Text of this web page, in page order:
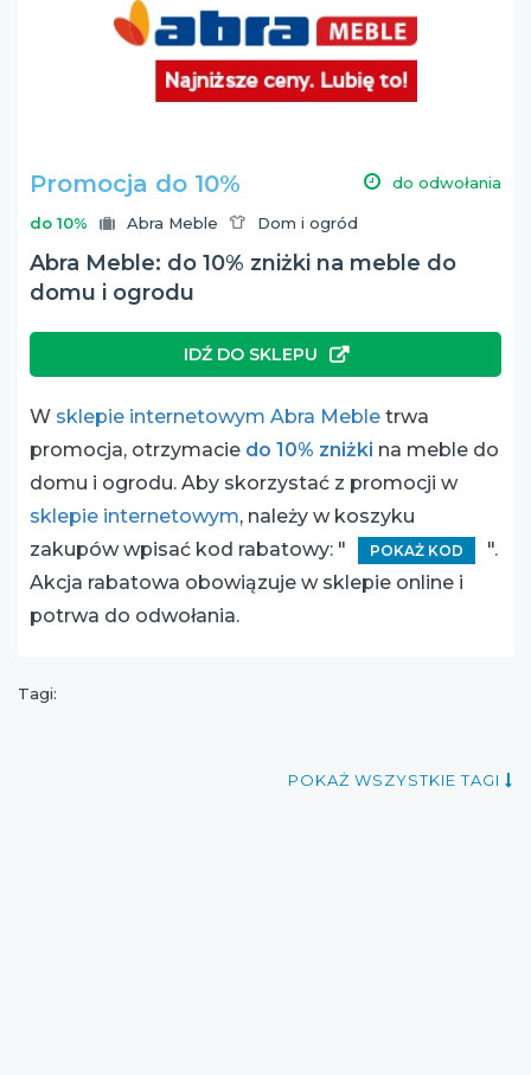
Promocja do 10% do odwołania
do 10% Abra Meble Dom i ogród
Abra Meble: do 10% zniżki na meble do
domu i ogrodu
IDŹ DO SKLEPU
W sklepie internetowym Abra Meble trwa
promocja, otrzymacie do 10% zniżki na meble do
domu i ogrodu. Aby skorzystać z promocji w
sklepie internetowym, należy w koszyku
zakupów wpisać kod rabatowy: "
POKAŻ KOD
".
Akcja rabatowa obowiązuje w sklepie online i
potrwa do odwołania.
Tagi:
POKAŻ WSZYSTKIE TAGI